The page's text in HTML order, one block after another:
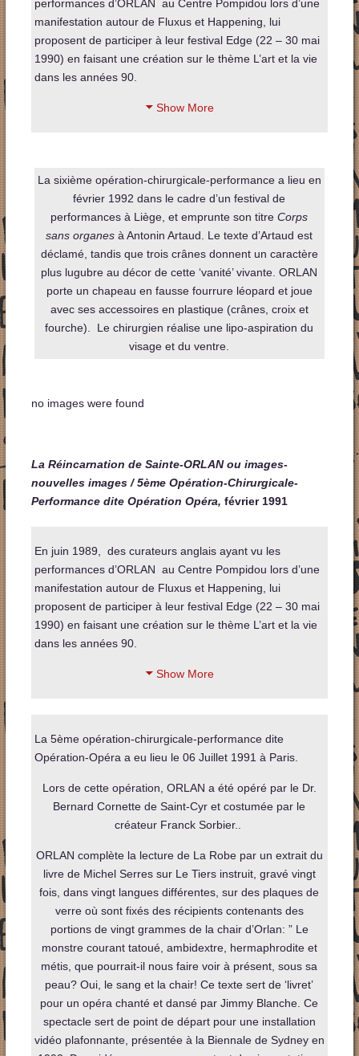
performances d’ORLAN au Centre Pompidou lors d’une
manifestation autour de Fluxus et Happening, lui
proposent de participer à leur festival Edge (22 – 30 mai
1990) en faisant une création sur le thème L’art et la vie
dans les années 90.
Show More
La sixième opération-chirurgicale-performance a lieu en
février 1992 dans le cadre d’un festival de
performances à Liège, et emprunte son titreCorps
sans organes à Antonin Artaud. Le texte d’Artaud est
déclamé, tandis que trois crânes donnent un caractère
plus lugubre au décor de cette ‘vanité’ vivante. ORLAN
porte un chapeau en fausse fourrure léopard et joue
avec ses accessoires en plastique (crânes, croix et
fourche). Le chirurgien réalise une lipo-aspiration du
visage et du ventre.
no images were found
La Réincarnation de Sainte-ORLAN ou images-
nouvelles images / 5ème Opération-Chirurgicale-
Performance dite Opération Opéra, février 1991
En juin 1989, des curateurs anglais ayant vu les
performances d’ORLAN au Centre Pompidou lors d’une
manifestation autour de Fluxus et Happening, lui
proposent de participer à leur festival Edge (22 – 30 mai
1990) en faisant une création sur le thème L’art et la vie
dans les années 90.
Show More
La 5ème opération-chirurgicale-performance dite
Opération-Opéra a eu lieu le 06 Juillet 1991 à Paris.
Lors de cette opération, ORLAN a été opéré par le Dr.
Bernard Cornette de Saint-Cyr et costumée par le
créateur Franck Sorbier..
ORLAN complète la lecture de La Robe par un extrait du
livre de Michel Serres sur Le Tiers instruit, gravé vingt
fois, dans vingt langues différentes, sur des plaques de
verre où sont fixés des récipients contenants des
portions de vingt grammes de la chair d’Orlan: ” Le
monstre courant tatoué, ambidextre, hermaphrodite et
métis, que pourrait-il nous faire voir à présent, sous sa
peau? Oui, le sang et la chair! Ce texte sert de ‘livret’
pour un opéra chanté et dansé par Jimmy Blanche. Ce
spectacle sert de point de départ pour une installation
vidéo plafonnante, présentée à la Biennale de Sydney en